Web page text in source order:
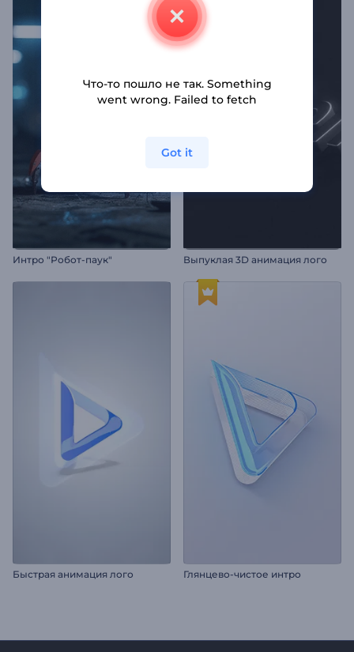
Интро "Робот-паук" Выпуклая 3D анимация лого
Быстрая анимация лого Глянцево-чистое интро
Что-то пошло не так. Something
went wrong. Failed to fetch
Got it